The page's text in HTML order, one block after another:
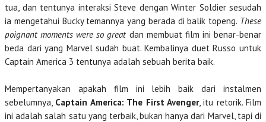
tua, dan tentunya interaksi Steve dengan Winter Soldier sesudah
ia mengetahui Bucky temannya yang berada di balik topeng. These
poignant moments were so greatdan membuat film ini benar-benar
beda dari yang Marvel sudah buat. Kembalinya duet Russo untuk
Captain America 3 tentunya adalah sebuah berita baik.
Mempertanyakan apakah film ini lebih baik dari instalmen
sebelumnya, Captain America: The First Avenger, itu retorik. Film
ini adalah salah satu yang terbaik, bukan hanya dari Marvel, tapi di